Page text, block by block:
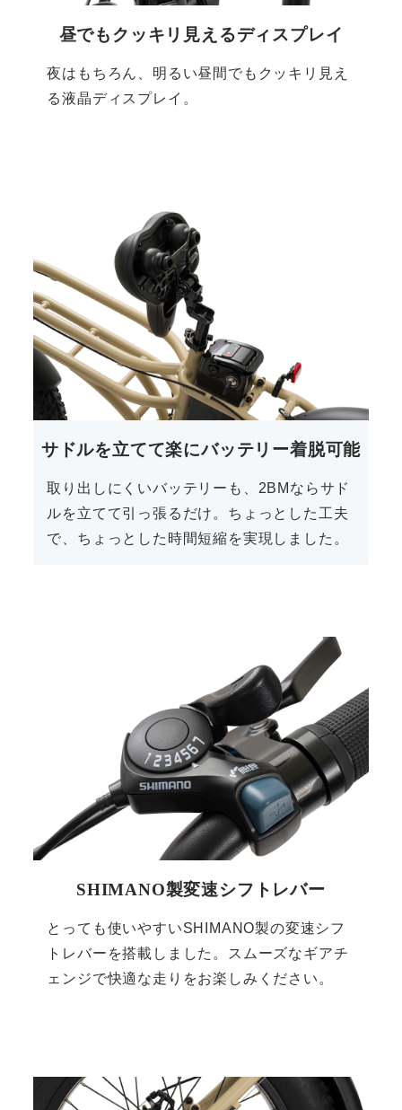
昼でもクッキリ見えるディスプレイ
夜はもちろん、明るい昼間でもクッキリ見え
る液晶ディスプレイ。
サドルを立てて楽にバッテリー着脱可能
取り出しにくいバッテリーも、2BMならサド
ルを立てて引っ張るだけ。ちょっとした工夫
で、ちょっとした時間短縮を実現しました。
SHIMANO製変速シフトレバー
とっても使いやすいSHIMANO製の変速シフ
トレバーを搭載しました。スムーズなギアチ
ェンジで快適な走りをお楽しみください。